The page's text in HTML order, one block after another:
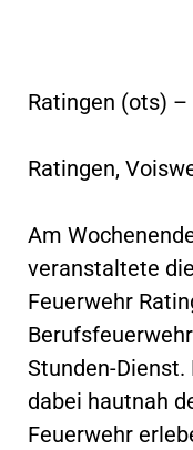
Ratingen (ots) –
Ratingen,
Am
veranstaltete
Feuerwehr
Stunden-
dabei hautnah
Feuerwehr